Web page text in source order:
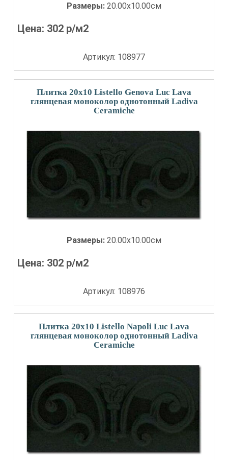
Размеры: 20.00x10.00см
Цена: 302 р/м2
Артикул: 108977
Плитка 20x10 Listello Genova Luc Lava
глянцевая моноколор однотонный Ladiva
Сeramiche
Размеры: 20.00x10.00см
Цена: 302 р/м2
Артикул: 108976
Плитка 20x10 Listello Napoli Luc Lava
глянцевая моноколор однотонный Ladiva
Сeramiche